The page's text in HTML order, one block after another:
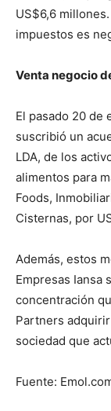
US$6,6
impuestos es
Venta negocio
El pasado 20 de
suscribió un
LDA, de los
alimentos para
Foods,
Cisternas, por
Además, estos
Empresas Iansa
concentración
Partners
sociedad que
Fuente: